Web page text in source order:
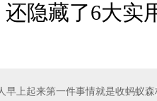
隐藏了6大实
上起来第一件事情就是收蚂蚁